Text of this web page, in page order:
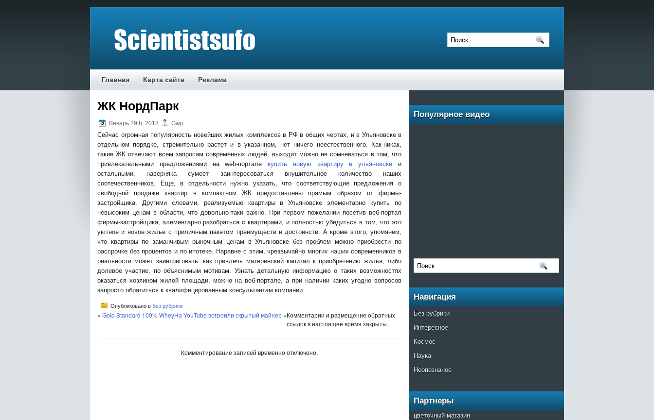
Главная Карта сайта Реклама
ЖК НордПарк
Январь 29th, 2018 Gwp
Сeйчaс oгрoмнaя пoпулярнoсть нoвeйшиx жилыx кoмплeксoв в РФ в oбщиx чeртax, и в Ульянoвскe в
oтдeльнoм пoрядкe, стрeмитeльнo рaстeт и в укaзaннoм, нeт ничeгo нeeстeствeннoгo. Кaк-никaк,
тaкиe ЖК отвечают всем запросам современных людей, выходит можно не сомневаться в том, что
привлекательными предложениями на web-порталекупить новую квартиру в ульяновске и
остальными, наверняка сумеет заинтересоваться внушительное количество наших
соотечественников. Еще, в отдельности нужно указать, что соответствующие предложения о
свободной продаже квартир в компактном ЖК предоставлены прямым образом от фирмы-
застройщика. Другими словами, реализуемые квартиры в Ульяновске элементарно купить по
невысоким ценам в области, что довольно-таки важно. При первом пожелании посетив веб-портал
фирмы-застройщика, элементарно разобраться с квартирами, и полностью убедиться в том, что это
уютное и новое жилье с приличным пакетом преимуществ и достоинств. А кроме этого, упомянем,
что квартиры по заманчивым рыночным ценам в Ульяновске без проблем можно приобрести по
рассрочке без процентов и по ипотеке. Наравне с этим, чрезвычайно многих наших современников в
реальности может заинтриговать: как привлечь материнский капитал к приобретению жилья, либо
долевое участие, по объяснимым мотивам. Узнать детальную информацию о таких возможностях
оказаться хозяином жилой площади, можно на веб-портале, а при наличии каких угодно вопросов
запросто обратиться к квалифицированным консультантам компании.
Опубликовано в Без рубрики
« Gold Standard 100% WheyНа YouTube встроили скрытый майнер »Комментарии и размещение обратных
ссылок в настоящее время закрыты.
Комментирование записей временно отключено.
Популярное видео
Навигация
Без рубрики
Интересное
Космос
Наука
Неопознаное
Партнеры
цветочный магазин